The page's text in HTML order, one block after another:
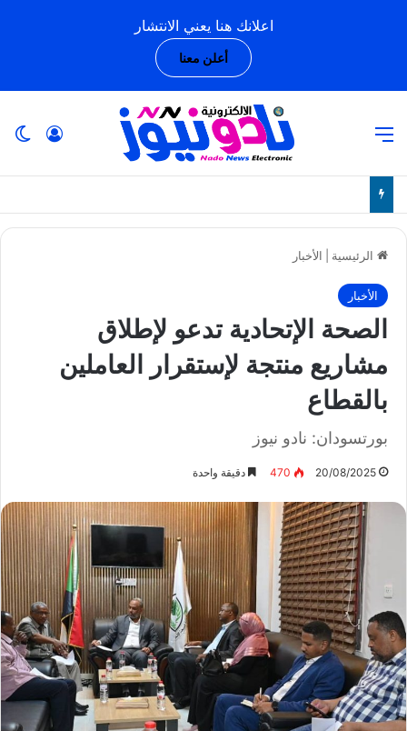
اعلانك هنا يعني الانتشار
أعلن معنا
الرئيسية الأخبار
الأخبار
الصحة الإتحادية تدعو لإطلاق
مشاريع منتجة لإستقرار العاملين
بالقطاع
بورتسودان: نادو نيوز
20/08/2025
470 دقيقة واحدة